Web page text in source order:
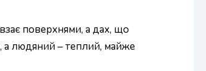
поверхнями, а дах, що
а людяний – теплий, майже